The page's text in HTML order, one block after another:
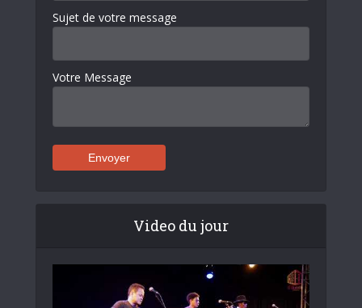
Sujet de votre message
Votre Message
Video du jour